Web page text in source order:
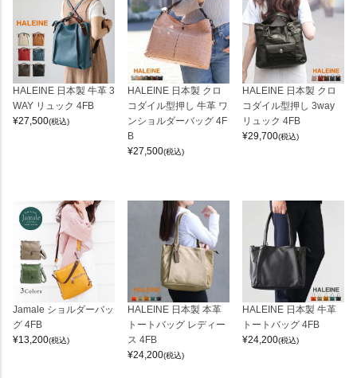
HALEINE 日本製 牛革 3
WAY リュック 4FB
¥27,500(税込)
HALEINE 日本製 クロ
コダイル型押し 牛革 ワ
ンショルダーバッグ 4F
B
¥27,500(税込)
HALEINE 日本製 クロ
コダイル型押し 3way
リュック 4FB
¥29,700(税込)
Jamale ショルダーバッ
グ 4FB
¥13,200(税込)
HALEINE 日本製 本革
トートバッグ レディー
ス 4FB
¥24,200(税込)
HALEINE 日本製 牛革
トートバッグ 4FB
¥24,200(税込)